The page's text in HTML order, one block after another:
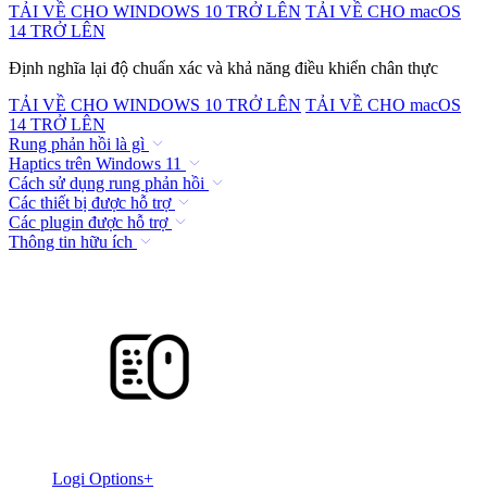
TẢI VỀ CHO WINDOWS 10 TRỞ LÊN TẢI VỀ CHO macOS
14 TRỞ LÊN
Định nghĩa lại độ chuẩn xác và khả năng điều khiển chân thực
TẢI VỀ CHO WINDOWS 10 TRỞ LÊN TẢI VỀ CHO macOS
14 TRỞ LÊN
Rung phản hồi là gì
Haptics trên Windows 11
Cách sử dụng rung phản hồi
Các thiết bị được hỗ trợ
Các plugin được hỗ trợ
Thông tin hữu ích
Logi Options+